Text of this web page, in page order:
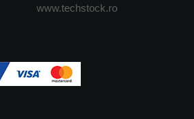
www.techstock.ro